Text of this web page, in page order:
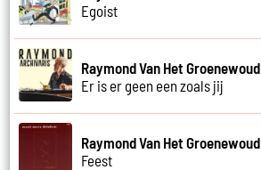
Egoist
Raymond Van Het Groenewoud
Er is er geen een zoals jij
Raymond Van Het Groenewoud
Feest